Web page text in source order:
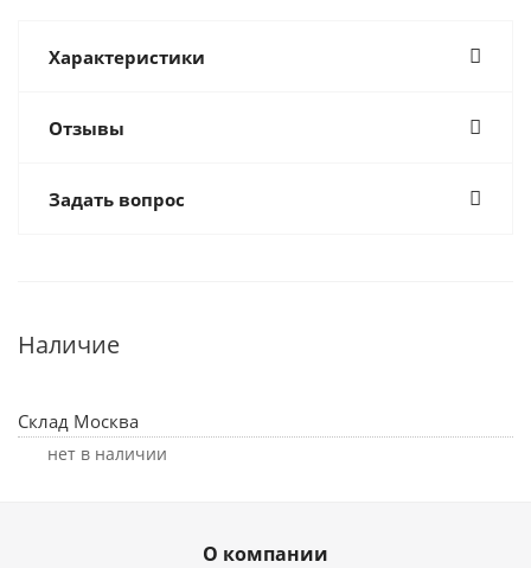
Характеристики
Отзывы
Задать вопрос
Наличие
Склад Москва
Нет в наличии
О компании